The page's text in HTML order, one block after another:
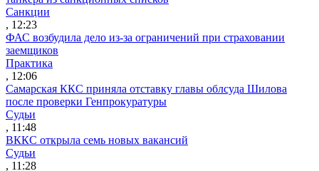
Санкции
, 12:23
ФАС возбудила дело из-за ограничений при страховании
заемщиков
Практика
, 12:06
Самарская ККС приняла отставку главы облсуда Шилова
после проверки Генпрокуратуры
Судьи
, 11:48
ВККС открыла семь новых вакансий
Судьи
, 11:28